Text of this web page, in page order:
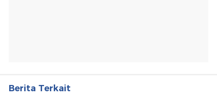
Berita Terkait